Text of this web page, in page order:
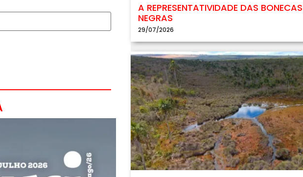
A REPRESENTATIVIDADE DAS BONECAS
NEGRAS
29/07/2026